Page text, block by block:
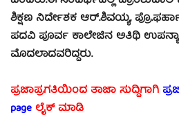
ಶಿಕ್ಷಣ ನಿರ್ದೇಶಕ ಆರ್.ಶಿವಯ್ಯ,
ಪದವಿ ಪೂರ್ವ ಕಾಲೇಜಿನ ಅತಿಥಿ
ಮೊದಲಾದವರಿದ್ದರು.
ಪ್ರಜಾಪ್ರಗತಿಯಿಂದ ತಾಜಾ ಸುದ್ದಿಗಾಗಿ
page ಲೈಕ್ ಮಾಡಿ